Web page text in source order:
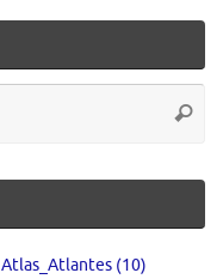
Atlas_Atlantes (10)